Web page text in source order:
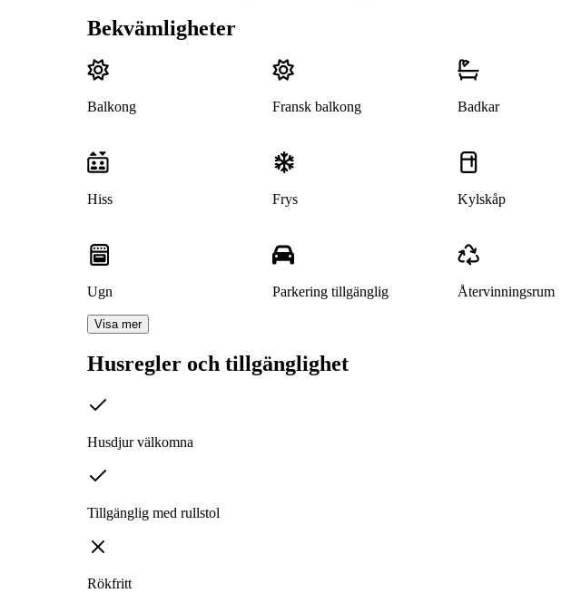
Bekvämligheter
Balkong Fransk balkong Badkar
Hiss Frys Kylskåp
Ugn Parkering tillgänglig Återvinningsrum
Visa mer
Husregler och tillgänglighet
Husdjur välkomna
Tillgänglig med rullstol
Rökfritt